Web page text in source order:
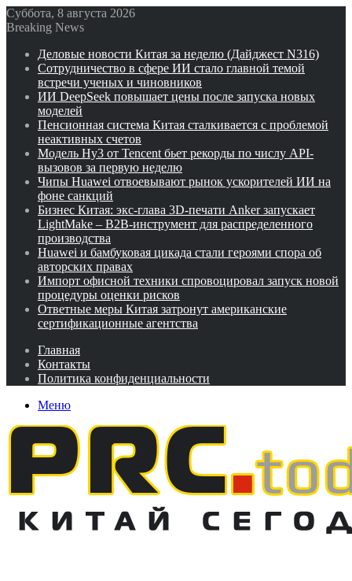
Суббота, 8 августа 2026
Breaking News
Деловые новости Китая за неделю (Дайджест N316)
Сотрудничество в сфере ИИ стало главной темой
встречи ученых и чиновников
ИИ DeepSeek повышает цены после запуска новых
моделей
Пенсионная система Китая сталкивается с проблемой
неактивных счетов
Модель Hy3 от Tencent бьет рекорды по числу API-
вызовов за первую неделю
Чипы Huawei отвоевывают рынок ускорителей ИИ на
фоне санкций
Бизнес Китая: экс-глава 3D-печати Anker запускает
LightMake – B2B-инструмент для распределенного
производства
Huawei и бамбуковая цикада стали героями спора об
авторских правах
Импорт офисной техники спровоцировал запуск новой
процедуры оценки рисков
Ответные меры Китая затронут американские
сертификационные агентства
Главная
Контакты
Политика конфиденциальности
Меню